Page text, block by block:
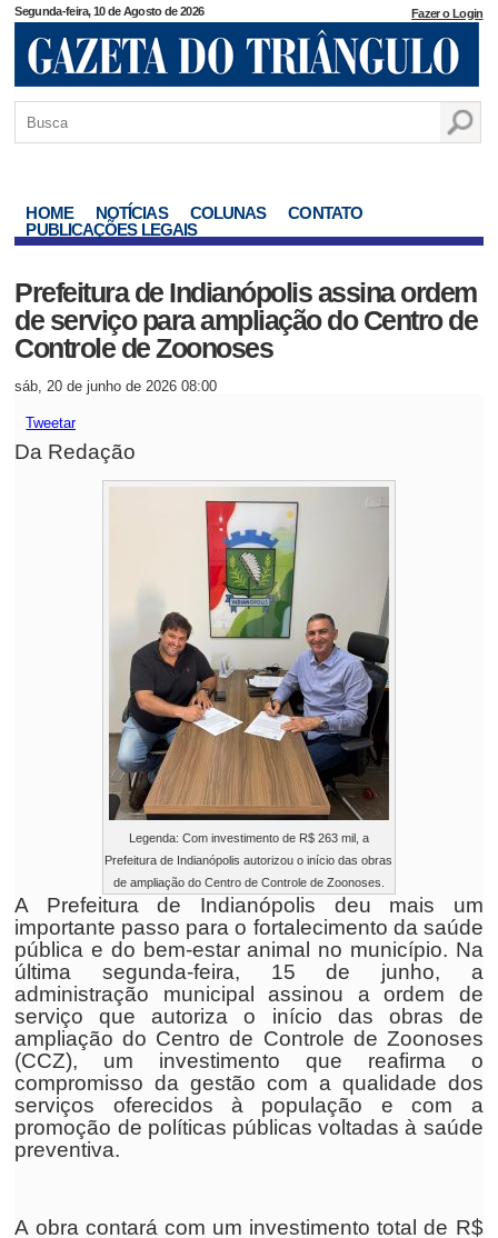
Segunda-feira, 10 de Agosto de 2026 Fazer o Login
HOME NOTÍCIAS COLUNAS
CONTATO
PUBLICAÇÕES LEGAIS
Prefeitura de Indianópolis assina ordem
de serviço para ampliação do Centro de
Controle de Zoonoses
sáb, 20 de junho de 2026 08:00
Tweetar
Da Redação
Legenda: Com investimento de R$ 263 mil, a
Prefeitura de Indianópolis autorizou o início das obras
de ampliação do Centro de Controle de Zoonoses.
A Prefeitura de Indianópolis deu mais um
importante passo para o fortalecimento da saúde
pública e do bem-estar animal no município. Na
última segunda-feira, 15 de junho, a
administração municipal assinou a ordem de
serviço que autoriza o início das obras de
ampliação do Centro de Controle de Zoonoses
(CCZ), um investimento que reafirma o
compromisso da gestão com a qualidade dos
serviços oferecidos à população e com a
promoção de políticas públicas voltadas à saúde
preventiva.
A obra contará com um investimento total de R$